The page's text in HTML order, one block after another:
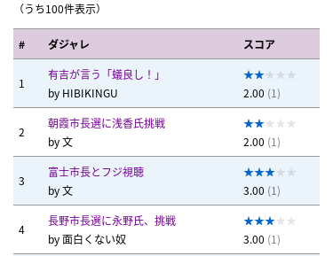
（うち100件表示）
# ダジャレ スコア
1
有吉が言う「蟻良し！」
by HIBIKINGU 2.00 (1)
2
朝霞市長選に浅香氏挑戦
by文 2.00 (1)
3
富士市長とフジ視聴
by文 3.00 (1)
4
長野市長選に永野氏、挑戦
by面白くない奴 3.00 (1)